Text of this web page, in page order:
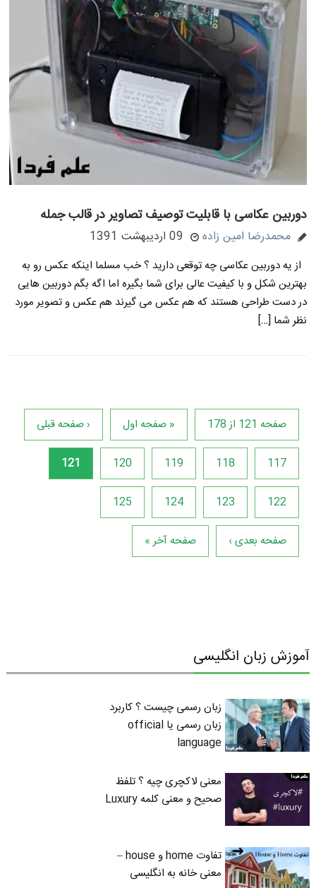
دوربین عکاسی با قابلیت توصیف تصاویر در قالب جمله
محمدرضا امین زاده 09 اردیبهشت 1391
از یه دوربین عکاسی چه توقعی دارید ؟ خب مسلما اینکه عکس رو به
بهترین شکل و با کیفیت عالی برای شما بگیره اما اگه بگم دوربین هایی
در دست طراحی هستند که هم عکس می گیرند هم عکس و تصویر مورد
نظر شما […]
صفحه 121 از 178 « صفحه اول ‹ صفحه قبلی
117
118
119
120
121
122
123
124
125
صفحه بعدی › صفحه آخر »
آموزش زبان انگلیسی
زبان رسمی چیست ؟ کاربرد
زبان رسمی یا official
language
معنی لاکچری چیه ؟ تلفظ
صحیح و معنی کلمه Luxury
تفاوت home و house –
معنی خانه به انگلیسی